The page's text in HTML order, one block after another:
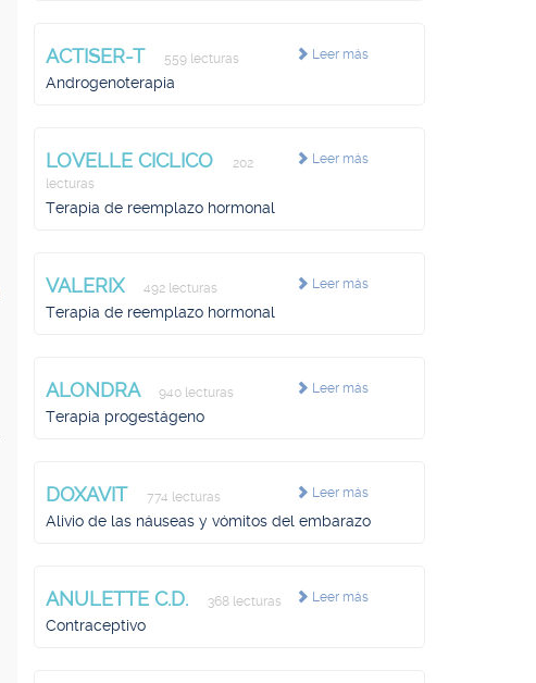
Leer más
ACTISER-T 559 lecturas
Androgenoterapia
Leer más
LOVELLE CICLICO
202
lecturas
Terapia de reemplazo hormonal
Leer más
VALERIX 492 lecturas
Terapia de reemplazo hormonal
Leer más
ALONDRA 940 lecturas
Terapia progestágeno
Leer más
DOXAVIT 774 lecturas
Alivio de las náuseas y vómitos del embarazo
Leer más
ANULETTE C.D. 368 lecturas
Contraceptivo